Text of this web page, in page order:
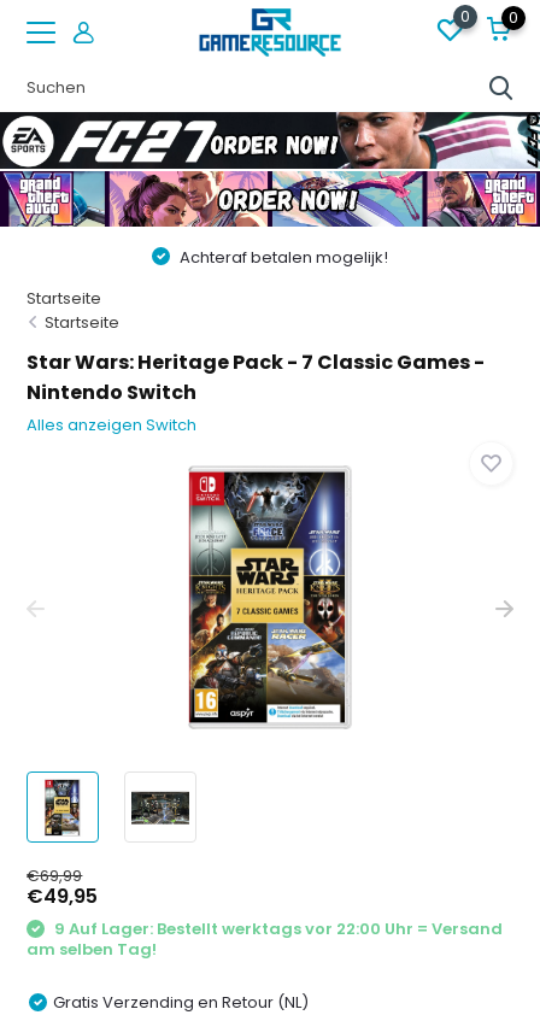
0 0
Achteraf betalen mogelijk!
Startseite
Startseite
Star Wars: Heritage Pack - 7 Classic Games -
Nintendo Switch
Alles anzeigen Switch
€69,99
€49,95
9 Auf Lager: Bestellt werktags vor 22:00 Uhr = Versand
am selben Tag!
Gratis Verzending en Retour (NL)